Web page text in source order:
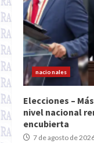
nacionales
Elecciones –
nivel nacional
encubierta
7 de agosto de